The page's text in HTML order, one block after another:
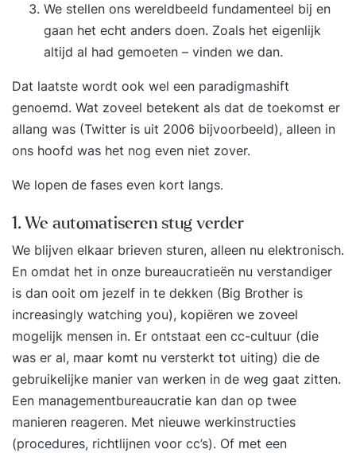
We stellen ons wereldbeeld fundamenteel bij en
gaan het echt anders doen. Zoals het eigenlijk
altijd al had gemoeten – vinden we dan.
Dat laatste wordt ook wel een paradigmashift
genoemd. Wat zoveel betekent als dat de toekomst er
allang was (Twitter is uit 2006 bijvoorbeeld), alleen in
ons hoofd was het nog even niet zover.
We lopen de fases even kort langs.
1. We automatiseren stug verder
We blijven elkaar brieven sturen, alleen nu elektronisch.
En omdat het in onze bureaucratieën nu verstandiger
is dan ooit om jezelf in te dekken (Big Brother is
increasingly watching you), kopiëren we zoveel
mogelijk mensen in. Er ontstaat een cc-cultuur (die
was er al, maar komt nu versterkt tot uiting) die de
gebruikelijke manier van werken in de weg gaat zitten.
Een managementbureaucratie kan dan op twee
manieren reageren. Met nieuwe werkinstructies
(procedures, richtlijnen voor cc’s). Of met een